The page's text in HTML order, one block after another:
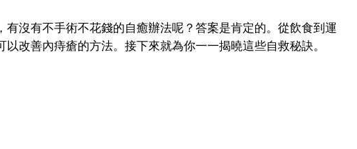
有沒有不手術不花錢的自癒辦法呢？答案是肯定的。從飲食到運
改善內痔瘡的方法。接下來就為你一一揭曉這些自救秘訣。